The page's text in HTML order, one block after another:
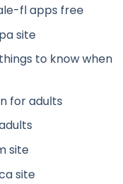
fl apps free
site
to know when
for adults
site
site